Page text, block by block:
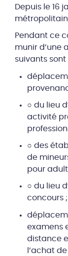
Depuis le 16
métropolitain
Pendant ce
munir d’une
suivants sont
○ du lieu
activité
○ des
de
pour
○ du lieu
concours ;
examens
distance
l’achat